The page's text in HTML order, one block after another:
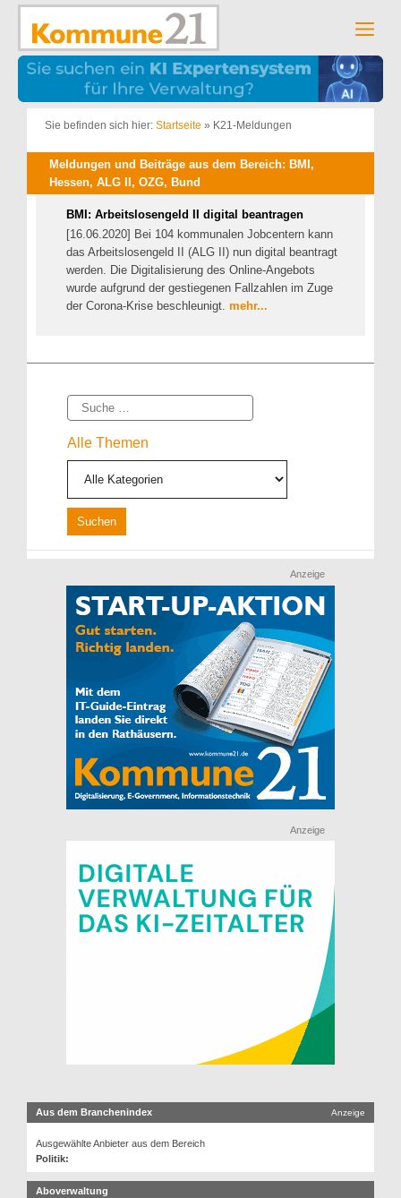
Zum
springen
Sie befinden sich hier: Startseite » K21-Meldungen
Meldungen und Beiträge aus dem Bereich: BMI,
Hessen, ALG II, OZG, Bund
BMI: Arbeitslosengeld II digital beantragen
[16.06.2020] Bei 104 kommunalen Jobcentern kann
das Arbeitslosengeld II (ALG II) nun digital beantragt
werden. Die Digitalisierung des Online-Angebots
wurde aufgrund der gestiegenen Fallzahlen im Zuge
der Corona-Krise beschleunigt. mehr...
Suche
Alle Themen
Anzeige
Anzeige
Aus dem Branchenindex Anzeige
Ausgewählte Anbieter aus dem Bereich
Politik:
Aboverwaltung